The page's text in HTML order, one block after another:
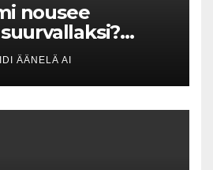
nousee
lataa
🚀
ÄÄNELÄ AI